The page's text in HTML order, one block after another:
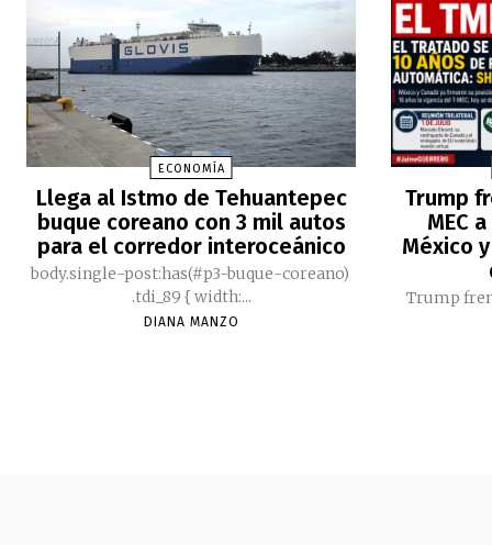
ECONOMÍA
Llega al Istmo de Tehuantepec
buque coreano con 3 mil autos
para el corredor interoceánico
body.single-post:has(#p3-buque-coreano)
.tdi_89 { width:...
DIANA MANZO
Trump
MEC
México
Trump